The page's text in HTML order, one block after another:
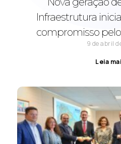
Infraestrutura
compromisso
9 de abril
Leia